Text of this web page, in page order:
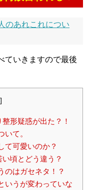
のあれこれについ
ていきますので最後
]
形疑惑が出た？！
て。
て可愛いのか？
頃とどう違う？
のはガセネタ！？
いうが変わっていな